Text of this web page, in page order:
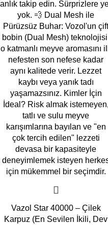
Vazol Star 40000 – Çilek
Karpuz (En Sevilen İkili, Dev